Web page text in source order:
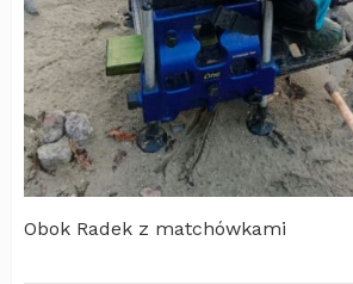
Obok Radek z matchówkami